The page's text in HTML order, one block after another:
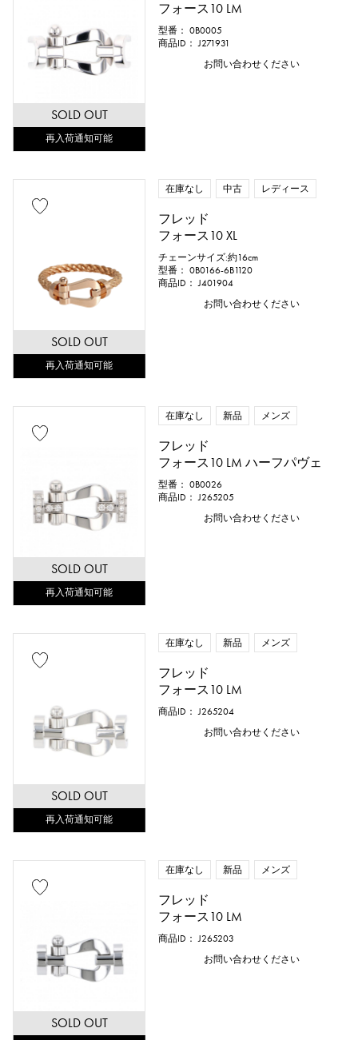
SOLD OUT
再入荷通知可能
フォース10 LM
型番： 0B0005
商品ID： J271931
お問い合わせください
SOLD OUT
再入荷通知可能
在庫なし 中古 レディース
フレッド
フォース10 XL
チェーンサイズ:約16cm
型番： 0B0166-6B1120
商品ID： J401904
お問い合わせください
SOLD OUT
再入荷通知可能
在庫なし 新品 メンズ
フレッド
フォース10 LM ハーフパヴェ
型番： 0B0026
商品ID： J265205
お問い合わせください
SOLD OUT
再入荷通知可能
在庫なし 新品 メンズ
フレッド
フォース10 LM
商品ID： J265204
お問い合わせください
SOLD OUT
在庫なし 新品 メンズ
フレッド
フォース10 LM
商品ID： J265203
お問い合わせください